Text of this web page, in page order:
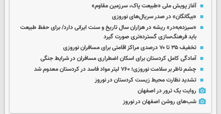
آغاز پویش ملی «طبیعت پاک، سرزمین مقاوم»
«بیگانگان» در صدر سریال‌های نوروزی
«سیزده‌به‌در» ریشه در هزاران سال تاریخ و سنت ایرانی دارد/ برای حفظ طبیعت
باید فرهنگ‌سازی گسترده‌تری صورت گیرد
تخفیف ۳۵ تا ۷۰ درصدی مراکز اقامتی برای مسافران نوروزی
آمادگی کامل کردستان برای اسکان اضطراری مسافران در شرایط جنگی
چشم ناظر بر سلامت نوروزی؛ ۷۶۰ لیتر مواد فاسد در کردستان معدوم شد
تشدید نظارت محیط زیست کردستان در نوروز
روایت یک ترور در اصفهان
شب‌های روشن اصفهان در نوروز